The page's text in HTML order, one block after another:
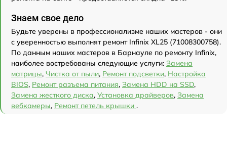
Знаем свое дело
Будьте уверены в профессионализме наших мастеров - они
с уверенностью выполнят ремонт Infinix XL25 (71008300758).
По данным наших мастеров в Барнауле по ремонту Infinix,
наиболее востребованы следующие услуги: Замена
матрицы, Чистка от пыли, Ремонт подсветки, Настройка
BIOS, Ремонт разъема питания, Замена HDD на SSD,
Замена жесткого диска, Установка драйверов, Замена
вебкамеры, Ремонт петель крышки .